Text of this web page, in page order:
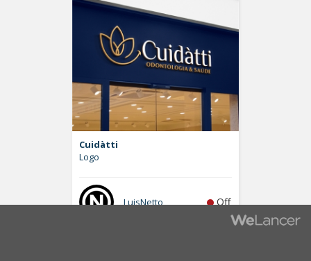
Cuidàtti
Logo
LuisNetto Off